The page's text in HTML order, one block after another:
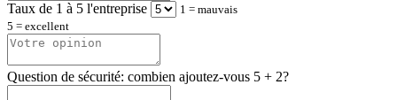
Taux de 1 à 5 l'entreprise
1 = mauvais
5 = excellent
Question de sécurité: combien ajoutez-vous 5 + 2?